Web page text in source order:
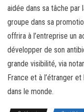
aidée dans sa tâche par
groupe dans sa
offrira à l’entreprise un
développer de son
grande visibilité, via
France et à l’étranger
dans le monde.